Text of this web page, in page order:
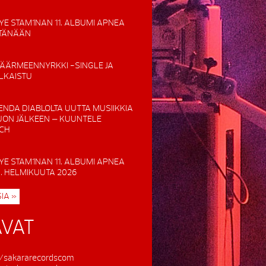
STAM1NAN 11. ALBUMI APNEA
-SINGLE JA
DIABLOLTA UUTTA MUSIIKKIA
JÄLKEEN – KUUNTELE
STAM1NAN 11. ALBUMI APNEA
HELMIKUUTA 2026
»